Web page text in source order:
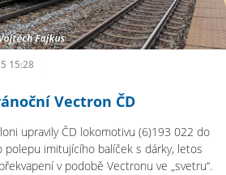
15:28
Vectron ČD
upravily ČD lokomotivu (6)193 022 do
polepu imitujícího balíček s dárky, letos
v podobě Vectronu ve „svetru“.